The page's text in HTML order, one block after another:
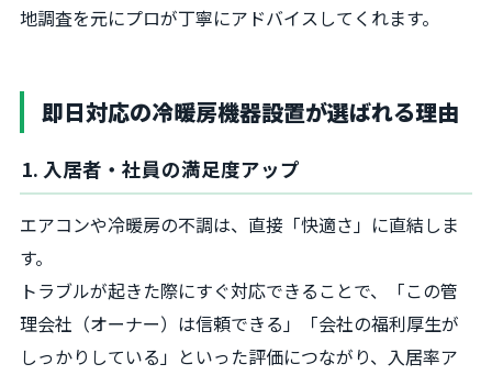
地調査を元にプロが丁寧にアドバイスしてくれます。
即日対応の冷暖房機器設置が選ばれる理由
1. 入居者・社員の満足度アップ
エアコンや冷暖房の不調は、直接「快適さ」に直結しま
す。
トラブルが起きた際にすぐ対応できることで、「この管
理会社（オーナー）は信頼できる」「会社の福利厚生が
しっかりしている」といった評価につながり、入居率ア